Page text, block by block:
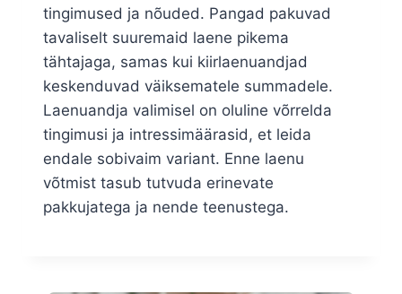
tingimused ja nõuded. Pangad pakuvad
tavaliselt suuremaid laene pikema
tähtajaga, samas kui kiirlaenuandjad
keskenduvad väiksematele summadele.
Laenuandja valimisel on oluline võrrelda
tingimusi ja intressimäärasid, et leida
endale sobivaim variant. Enne laenu
võtmist tasub tutvuda erinevate
pakkujatega ja nende teenustega.